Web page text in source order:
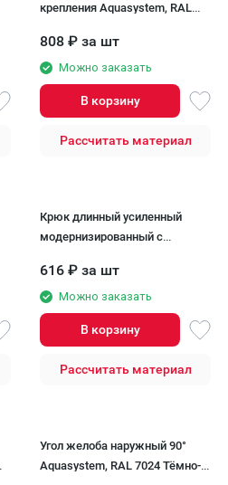
крепления Aquasystem, RAL
808 ₽ за шт
Можно заказать
В корзину
Рассчитать материал
Крюк длинный усиленный
модернизированный с
Aquasystem, RAL 7024 Тёмно-
серый 125/90
616 ₽ за шт
Можно заказать
В корзину
Рассчитать материал
Угол желоба наружный 90°
Aquasystem, RAL 7024 Тёмно-